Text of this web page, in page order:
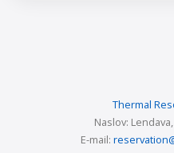
Thermal
Naslov:
E-mail: